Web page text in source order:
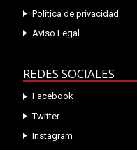
Política de privacidad
Aviso Legal
REDES SOCIALES
Facebook
Twitter
Instagram